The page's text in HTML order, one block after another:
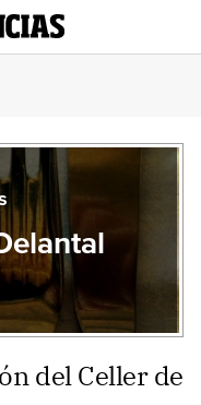
del Celler de